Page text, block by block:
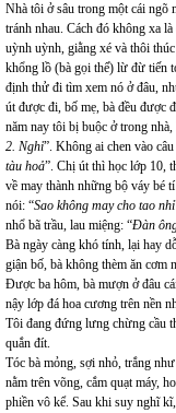
Nhà tôi ở sâu trong một cái ngõ
tránh nhau. Cách đó không xa
uỳnh uỳnh, giằng xé và thôi
khổng lồ (bà gọi thế) lừ đừ tiến
định thử đi tìm xem nó ở đâu,
út được đi, bố mẹ, bà đều được
năm nay tôi bị buộc ở trong
2. Nghỉ”. Không ai chen vào
tàu hoả”. Chị út thì học lớp 10,
về may thành những bộ váy bé
nói: “Sao không may cho tao
nhổ bã trầu, lau miệng: “Đàn
Bà ngày càng khó tính, lại hay
giận bố, bà không thèm ăn cơm
Được ba hôm, bà mượn ở đâu
nậy lớp đá hoa cương trên nền
Tôi đang đứng lưng chừng cầu
quắn đít.
Tóc bà mỏng, sợi nhỏ, trắng
nằm trên võng, cắm quạt máy,
phiền vô kể. Sau khi suy nghĩ